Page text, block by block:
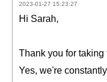
2023-01-27 15:23:27
Hi Sarah,
Thank you for taking
Yes, we're